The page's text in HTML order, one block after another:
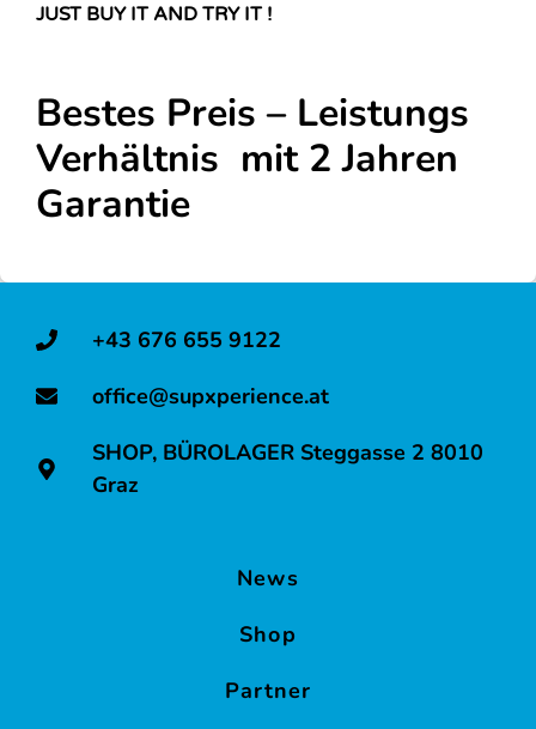
JUST BUY IT AND TRY IT !
Bestes Preis – Leistungs
Verhältnis mit 2 Jahren
Garantie
+43 676 655 9122
office@supxperience.at
SHOP, BÜROLAGER Steggasse 2 8010
Graz
News
Shop
Partner